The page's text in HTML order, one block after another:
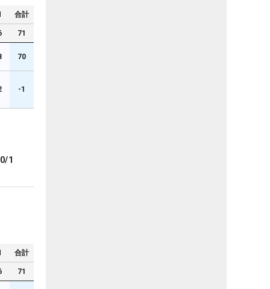
合計
71
70
-1
0/1
合計
71